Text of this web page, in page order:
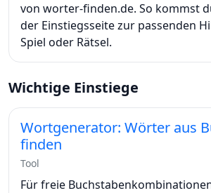
von worter-finden.de. So kommst
der Einstiegsseite zur passenden
Spiel oder Rätsel.
Wichtige Einstiege
Wortgenerator: Wörter aus
finden
Tool
Für freie